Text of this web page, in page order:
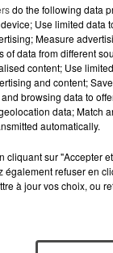
d'ici
do the following data
Use limited data
Measure
of data from different
content; Use
and content;
browsing data to
data; Match
automatically.
cliquant sur "Accepter
également refuser en
à jour vos choix, ou